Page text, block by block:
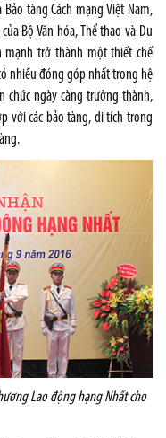
tàng Cách mạng Việt Nam,
Bộ Văn hóa, Thể thao và Du
mạnh trở thành một thiết chế
nhiều đóng góp nhất trong hệ
chức ngày càng trưởng thành,
với các bảo tàng, di tích trong
Lao động hạng Nhất cho